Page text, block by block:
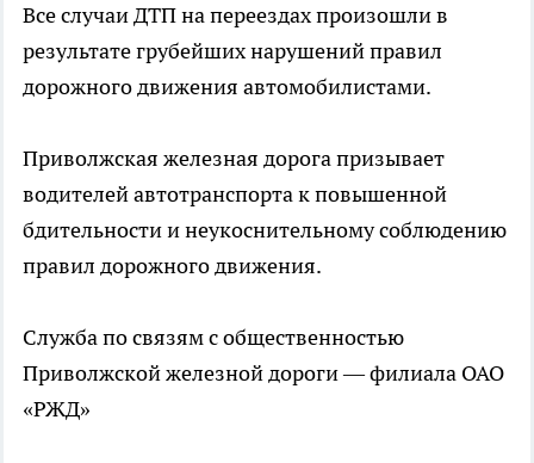
Все случаи ДТП на переездах произошли в
результате грубейших нарушений правил
дорожного движения автомобилистами.
Приволжская железная дорога призывает
водителей автотранспорта к повышенной
бдительности и неукоснительному соблюдению
правил дорожного движения.
Служба по связям с общественностью
Приволжской железной дороги — филиала ОАО
«РЖД»